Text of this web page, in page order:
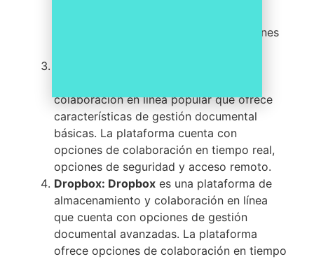
herramientas de productividad y opciones
colaboración en línea popular que ofrece
características de gestión documental
básicas. La plataforma cuenta con
opciones de colaboración en tiempo real,
opciones de seguridad y acceso remoto.
Dropbox: Dropboxes una plataforma de
almacenamiento y colaboración en línea
que cuenta con opciones de gestión
documental avanzadas. La plataforma
ofrece opciones de colaboración en tiempo